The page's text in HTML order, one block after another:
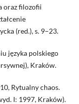
oraz filozofii
(red.), s. 9–23.
języka polskiego
Kraków.
Rytualny chaos.
I: 1997, Kraków).